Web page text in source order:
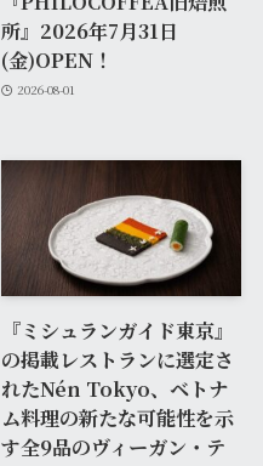
所』2026年7月31日
(金)OPEN！
2026-08-01
『ミシュランガイド東京』
の掲載レストランに選定さ
れたNén Tokyo、ベトナ
ム料理の新たな可能性を示
す全9品のヴィーガン・テ